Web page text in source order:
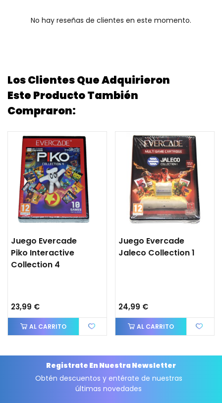
No hay reseñas de clientes en este momento.
Los Clientes Que Adquirieron
Este Producto También
Compraron:
Juego Evercade
Piko Interactive
Collection 4
23,99 €
AL CARRITO
Juego Evercade
Jaleco Collection 1
24,99 €
AL CARRITO
Registrate En Nuestra Newsletter
Obtén descuentos y entérate de nuestras
últimas novedades